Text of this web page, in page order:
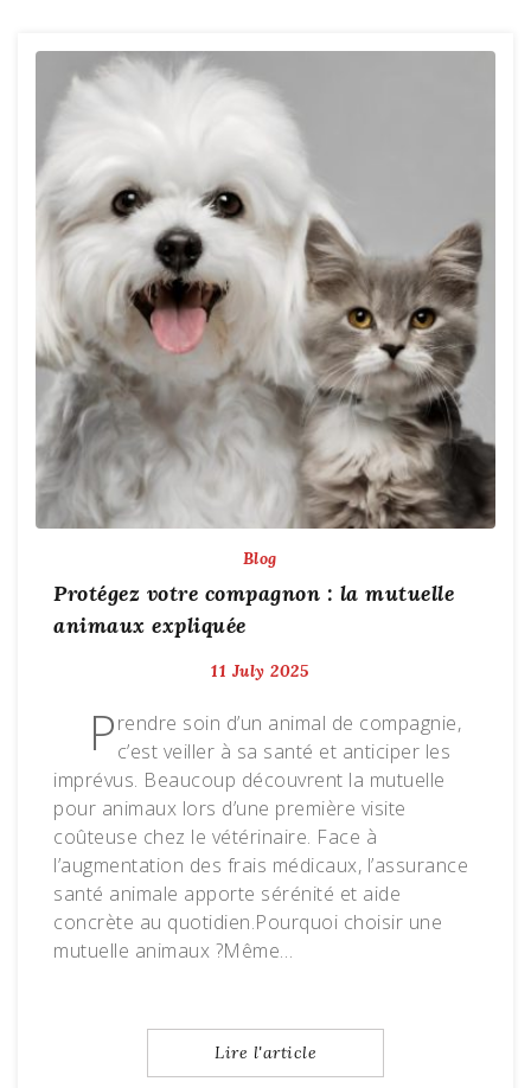
Blog
Protégez votre compagnon : la mutuelle
animaux expliquée
11 July 2025
Prendre soin d’un animal de compagnie,
c’est veiller à sa santé et anticiper les
imprévus. Beaucoup découvrent la mutuelle
pour animaux lors d’une première visite
coûteuse chez le vétérinaire. Face à
l’augmentation des frais médicaux, l’assurance
santé animale apporte sérénité et aide
concrète au quotidien.Pourquoi choisir une
mutuelle animaux ?Même…
Lire l'article